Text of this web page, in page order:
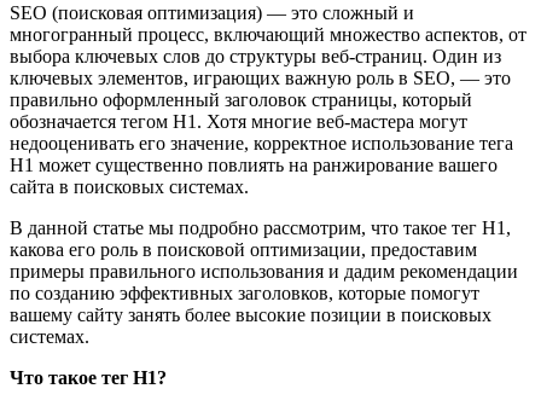
SEO (поисковая оптимизация) — это сложный и
многогранный процесс, включающий множество аспектов, от
выбора ключевых слов до структуры веб-страниц. Один из
ключевых элементов, играющих важную роль в SEO, — это
правильно оформленный заголовок страницы, который
обозначается тегом H1. Хотя многие веб-мастера могут
недооценивать его значение, корректное использование тега
H1 может существенно повлиять на ранжирование вашего
сайта в поисковых системах.
В данной статье мы подробно рассмотрим, что такое тег H1,
какова его роль в поисковой оптимизации, предоставим
примеры правильного использования и дадим рекомендации
по созданию эффективных заголовков, которые помогут
вашему сайту занять более высокие позиции в поисковых
системах.
Что такое тег H1?